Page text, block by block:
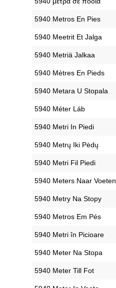
‎5940 Metros En Pies
‎5940 Meetrit Et Jalga
‎5940 Metriä Jalkaa
‎5940 Mètres En Pieds
‎5940 Metara U Stopala
‎5940 Méter Láb
‎5940 Metri In Piedi
‎5940 Metrų Iki Pėdų
‎5940 Metri Fil Piedi
‎5940 Meters Naar Voeten
‎5940 Metry Na Stopy
‎5940 Metros Em Pés
‎5940 Metri în Picioare
‎5940 Meter Na Stopa
‎5940 Meter Till Fot